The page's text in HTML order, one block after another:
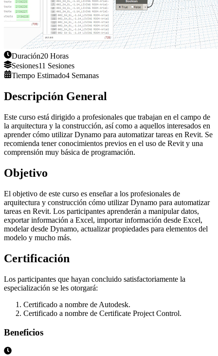
Duración20 Horas
Sesiones11 Sesiones
Tiempo Estimado4 Semanas
Descripción General
Este curso está dirigido a profesionales que trabajan en el campo de
la arquitectura y la construcción, así como a aquellos interesados en
aprender cómo utilizar Dynamo para automatizar tareas en Revit. Se
recomienda tener conocimientos previos en el uso de Revit y una
comprensión muy básica de programación.
Objetivo
El objetivo de este curso es enseñar a los profesionales de
arquitectura y construcción cómo utilizar Dynamo para automatizar
tareas en Revit. Los participantes aprenderán a manipular datos,
exportar información a Excel, importar información desde Excel,
modelar desde Dynamo, actualizar propiedades para elementos del
modelo y mucho más.
Certificación
Los participantes que hayan concluido satisfactoriamente la
especialización se les otorgará:
Certificado a nombre de Autodesk.
Certificado a nombre de Certificate Project Control.
Beneficios